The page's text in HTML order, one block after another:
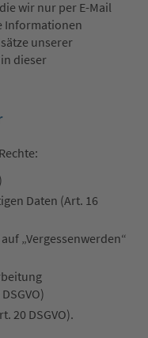
wir nur per E-Mail
Informationen
unserer
dieser
Daten (Art. 16
„Vergessenwerden“
20 DSGVO).